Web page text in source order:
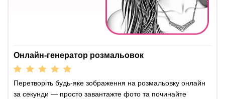
Онлайн-генератор розмальовок
Перетворіть будь-яке зображення на розмальовку онлайн
за секунди — просто завантажте фото та починайте